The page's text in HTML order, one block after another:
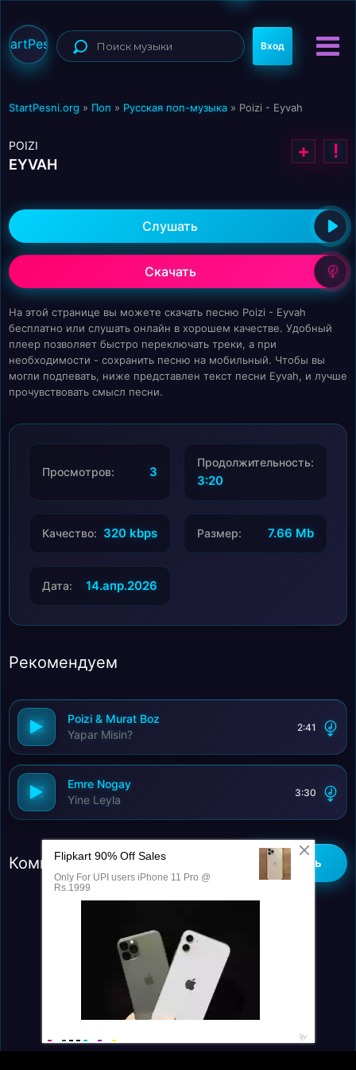
Вход
StartPesni.org » Поп » Русская поп-музыка » Poizi - Eyvah
POIZI
EYVAH
+ !
Слушать
Скачать
На этой странице вы можете скачать песню Poizi - Eyvah
бесплатно или слушать онлайн в хорошем качестве. Удобный
плеер позволяет быстро переключать треки, а при
необходимости - сохранить песню на мобильный. Чтобы вы
могли подпевать, ниже представлен текст песни Eyvah, и лучше
прочувствовать смысл песни.
Просмотров: 3
Продолжительность:
3:20
Качество: 320 kbps Размер: 7.66 Mb
Дата: 14.апр.2026
Рекомендуем
Poizi & Murat Boz
Yapar Misin?
2:41
Emre Nogay
Yine Leyla
3:30
Комментарии (0) Добавить